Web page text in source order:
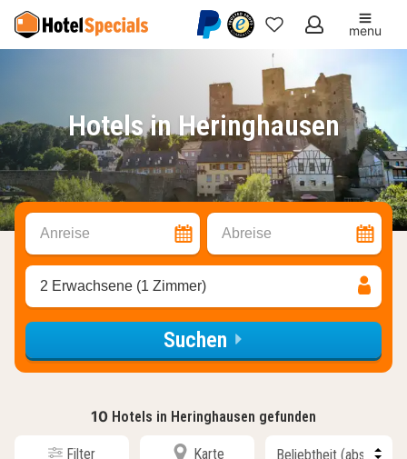
Meine
Favoriten
menu
Hotels in Heringhausen
Anreise Abreise
2 Erwachsene (1 Zimmer)
Suchen
10 Hotels in Heringhausen gefunden
Filter Karte